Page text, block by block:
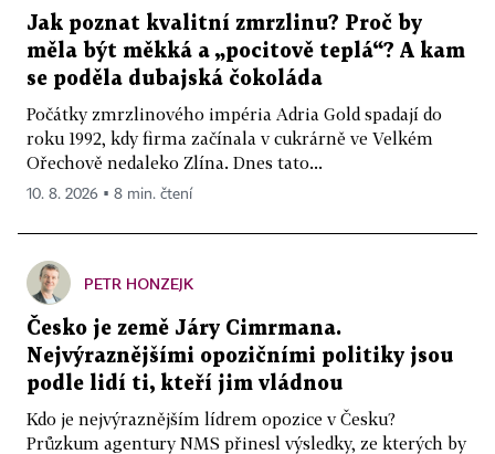
Jak poznat kvalitní zmrzlinu? Proč by
měla být měkká a „pocitově teplá“? A kam
se poděla dubajská čokoláda
Počátky zmrzlinového impéria Adria Gold spadají do
roku 1992, kdy firma začínala v cukrárně ve Velkém
Ořechově nedaleko Zlína. Dnes tato...
10. 8. 2026 ▪ 8 min. čtení
PETR HONZEJK
Česko je země Járy Cimrmana.
Nejvýraznějšími opozičními politiky jsou
podle lidí ti, kteří jim vládnou
Kdo je nejvýraznějším lídrem opozice v Česku?
Průzkum agentury NMS přinesl výsledky, ze kterých by